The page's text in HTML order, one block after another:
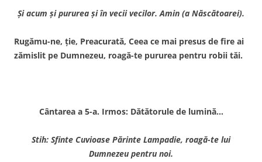
Şi acum şi pururea şi în vecii vecilor. Amin (a Născătoarei).
Rugămu-ne, ţie, Preacurată, Ceea ce mai presus de fire ai
zămislit pe Dumnezeu, roagă-te pururea pentru robii tăi.
Cântarea a 5-a. Irmos: Dătătorule de lumină…
Stih: Sfinte Cuvioase Părinte Lampadie, roagă-te lui
Dumnezeu pentru noi.